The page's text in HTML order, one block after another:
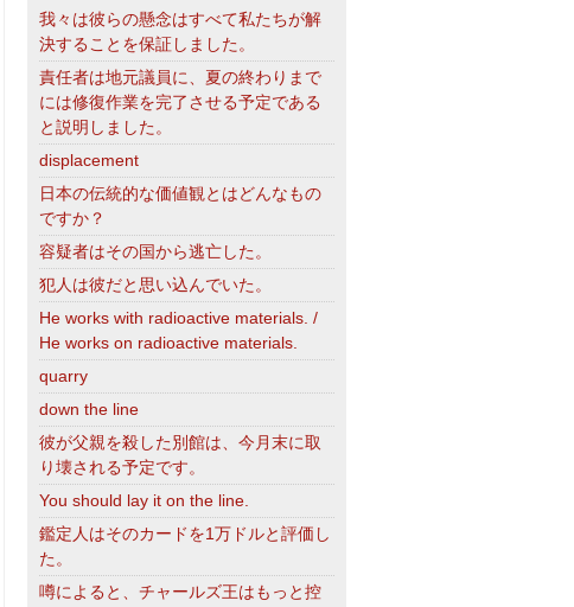
我々は彼らの懸念はすべて私たちが解
決することを保証しました。
責任者は地元議員に、夏の終わりまで
には修復作業を完了させる予定である
と説明しました。
displacement
日本の伝統的な価値観とはどんなもの
ですか？
容疑者はその国から逃亡した。
犯人は彼だと思い込んでいた。
He works with radioactive materials. /
He works on radioactive materials.
quarry
down the line
彼が父親を殺した別館は、今月末に取
り壊される予定です。
You should lay it on the line.
鑑定人はそのカードを1万ドルと評価し
た。
噂によると、チャールズ王はもっと控